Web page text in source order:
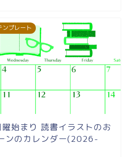
ンプレート
始まり 読書イラストのお
ンのカレンダー(2026-